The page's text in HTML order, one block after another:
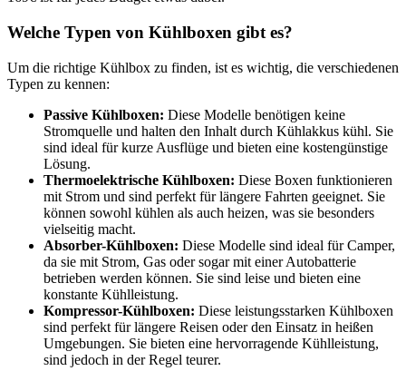
Welche Typen von Kühlboxen gibt es?
Um die richtige Kühlbox zu finden, ist es wichtig, die verschiedenen
Typen zu kennen:
Passive Kühlboxen: Diese Modelle benötigen keine
Stromquelle und halten den Inhalt durch Kühlakkus kühl. Sie
sind ideal für kurze Ausflüge und bieten eine kostengünstige
Lösung.
Thermoelektrische Kühlboxen: Diese Boxen funktionieren
mit Strom und sind perfekt für längere Fahrten geeignet. Sie
können sowohl kühlen als auch heizen, was sie besonders
vielseitig macht.
Absorber-Kühlboxen: Diese Modelle sind ideal für Camper,
da sie mit Strom, Gas oder sogar mit einer Autobatterie
betrieben werden können. Sie sind leise und bieten eine
konstante Kühlleistung.
Kompressor-Kühlboxen: Diese leistungsstarken Kühlboxen
sind perfekt für längere Reisen oder den Einsatz in heißen
Umgebungen. Sie bieten eine hervorragende Kühlleistung,
sind jedoch in der Regel teurer.